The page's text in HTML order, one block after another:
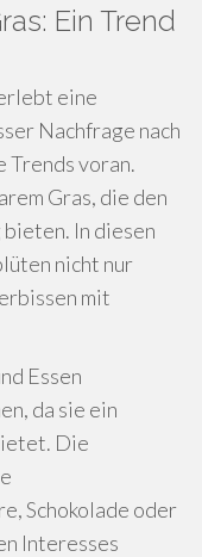
Ein Trend
eine
Nachfrage nach
voran.
Gras, die den
In diesen
nicht nur
mit
Essen
da sie ein
Die
Schokolade oder
Interesses